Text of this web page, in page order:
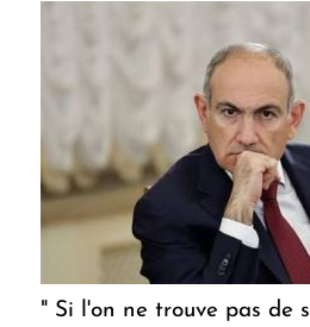
" Si l'on ne trouve pas de